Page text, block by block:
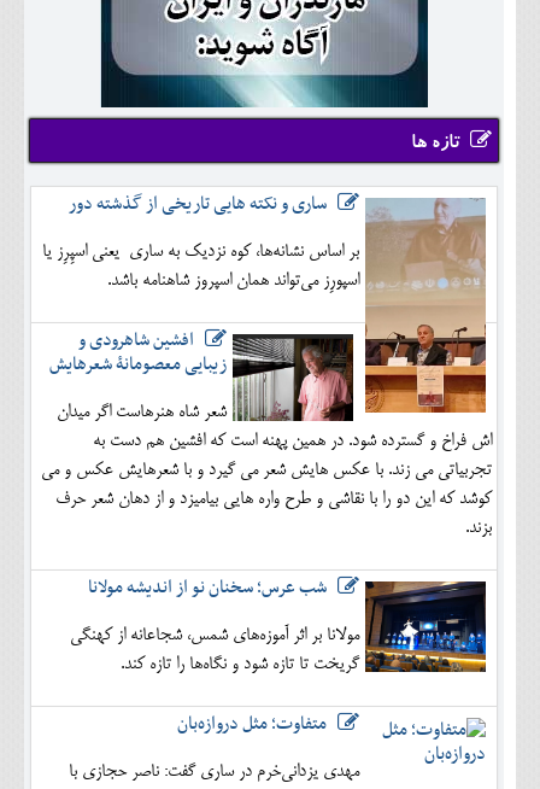
تازه ها
ساری و نکته هایی تاریخی از گذشته دور
بر اساس نشانه‌ها، کوه نزدیک به ساری یعنی اسپِرِز یا
اسپورِز می‌تواند همان اسپروز شاهنامه باشد.
افشین شاهرودی و
زیبایی معصومانۀ شعرهایش
شعر شاه هنرهاست اگر میدان
اش فراخ و گسترده شود. در همین پهنه است که افشین هم دست به
تجربیاتی می زند. با عکس هایش شعر می گیرد و با شعرهایش عکس و می
کوشد که این دو را با نقاشی و طرح واره هایی بیامیزد و از دهان شعر حرف
بزند.
شب عرس؛ سخنان نو از اندیشه مولانا
مولانا بر اثر آموزه‌های شمس، شجاعانه از کهنگی
گریخت تا تازه شود و نگاه‌ها را تازه کند.
متفاوت؛ مثل دروازه‌بان
مهدی یزدانی‌خرم در ساری گفت: ناصر حجازی با